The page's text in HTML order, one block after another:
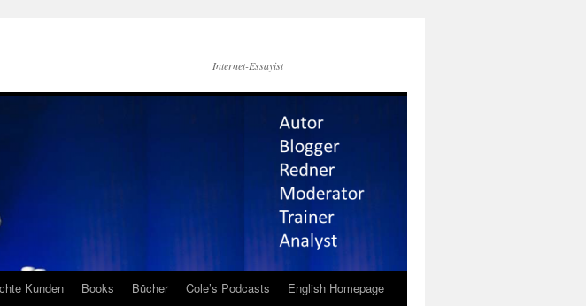
Internet-Essayist
Kunden Books Bücher Cole’s Podcasts
English Homepage